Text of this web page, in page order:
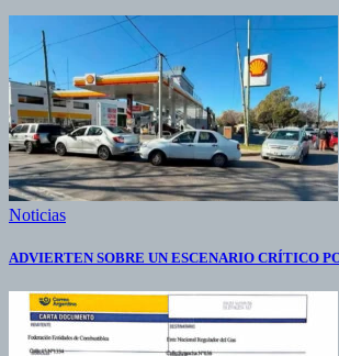
Noticias
ADVIERTEN SOBRE UN ESCENARIO CRÍTICO